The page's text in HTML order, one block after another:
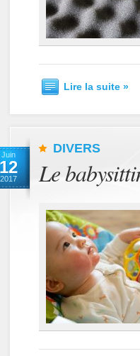
Lire la suite »
Juin
12
2017
DIVERS
Le